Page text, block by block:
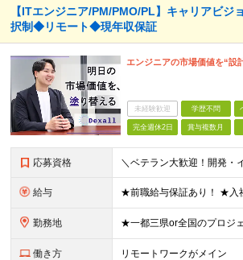
【ITエンジニア/PM/PMO/PL】キャリアビ
択制◆リモート◆現年収保証
エンジニアの市場価値を“設
未経験歓迎 学歴不問
完全週休2日 賞与複数月
応募資格
給与
勤務地
働き方 リモートワークがメイン